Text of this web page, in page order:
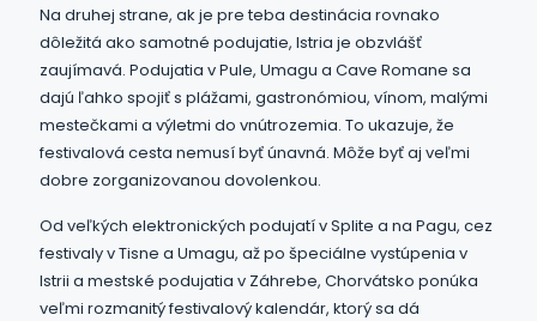
Na druhej strane, ak je pre teba destinácia rovnako
dôležitá ako samotné podujatie, Istria je obzvlášť
zaujímavá. Podujatia v Pule, Umagu a Cave Romane sa
dajú ľahko spojiť s plážami, gastronómiou, vínom, malými
mestečkami a výletmi do vnútrozemia. To ukazuje, že
festivalová cesta nemusí byť únavná. Môže byť aj veľmi
dobre zorganizovanou dovolenkou.
Od veľkých elektronických podujatí v Splite a na Pagu, cez
festivaly v Tisne a Umagu, až po špeciálne vystúpenia v
Istrii a mestské podujatia v Záhrebe, Chorvátsko ponúka
veľmi rozmanitý festivalový kalendár, ktorý sa dá